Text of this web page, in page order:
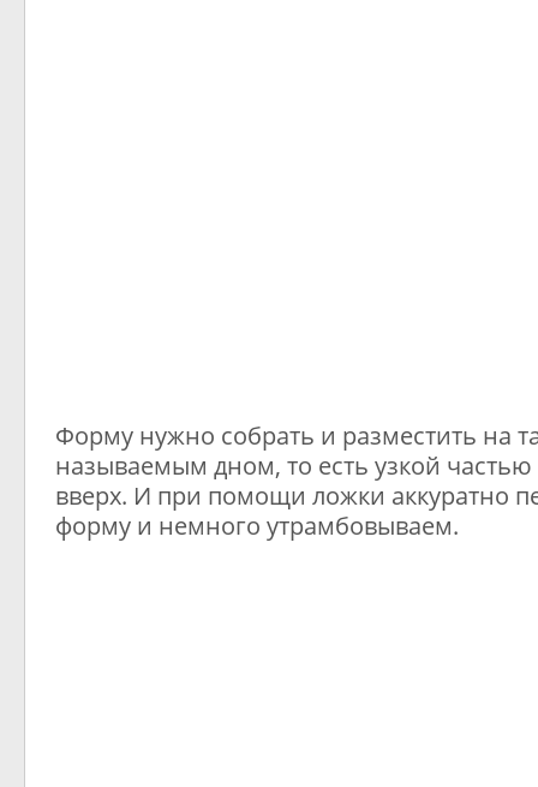
Форму нужно собрать и разместить на
называемым дном, то есть узкой
вверх. И при помощи ложки аккуратно
форму и немного утрамбовываем.